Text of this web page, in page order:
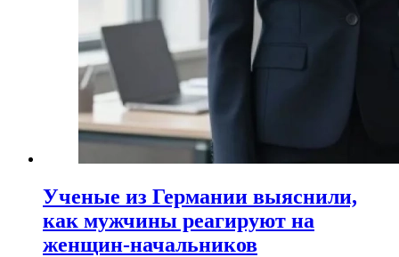
Ученые из Германии выяснили,
как мужчины реагируют на
женщин-начальников